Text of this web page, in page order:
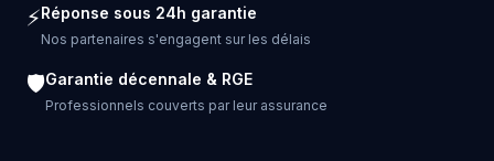
⚡Réponse sous 24h garantie
Nos partenaires s'engagent sur les délais
🛡️Garantie décennale & RGE
Professionnels couverts par leur assurance